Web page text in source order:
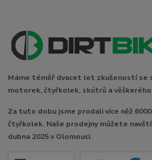
Máme téměř dvacet let zkušeností se
motorek, čtyřkolek, skútrů a
Za tuto dobu jsme prodali více něž
čtyřkolek. Naše prodejny můžete
dubna 2025 v Olomouci.